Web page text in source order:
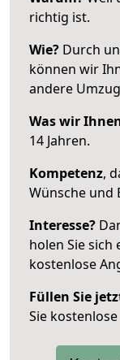
richtig ist.
Wie? Durch
können wir
andere
Was wir
14 Jahren.
Kompetenz,
Wünsche und
Interesse?
holen Sie sich
kostenlose
Füllen Sie
Sie